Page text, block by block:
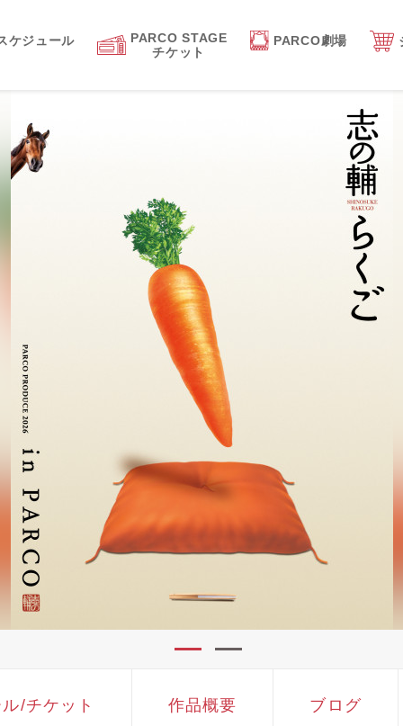
ケジュール
PARCO STAGE
チケット
PARCO劇場
/チケット 作品概要 ブログ